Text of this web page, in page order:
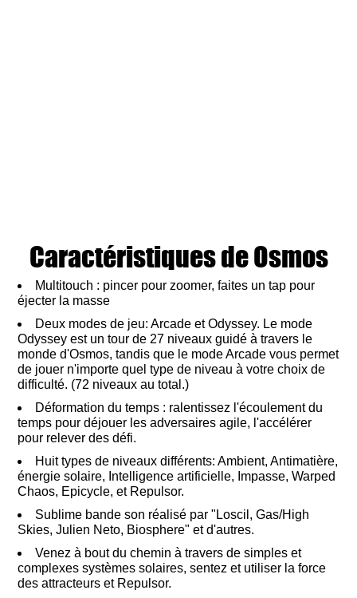
Caractéristiques de Osmos
Multitouch : pincer pour zoomer, faites un tap pour
éjecter la masse
Deux modes de jeu: Arcade et Odyssey. Le mode
Odyssey est un tour de 27 niveaux guidé à travers le
monde d'Osmos, tandis que le mode Arcade vous permet
de jouer n'importe quel type de niveau à votre choix de
difficulté. (72 niveaux au total.)
Déformation du temps : ralentissez l'écoulement du
temps pour déjouer les adversaires agile, l'accélérer
pour relever des défi.
Huit types de niveaux différents: Ambient, Antimatière,
énergie solaire, Intelligence artificielle, Impasse, Warped
Chaos, Epicycle, et Repulsor.
Sublime bande son réalisé par "Loscil, Gas/High
Skies, Julien Neto, Biosphere" et d'autres.
Venez à bout du chemin à travers de simples et
complexes systèmes solaires, sentez et utiliser la force
des attracteurs et Repulsor.